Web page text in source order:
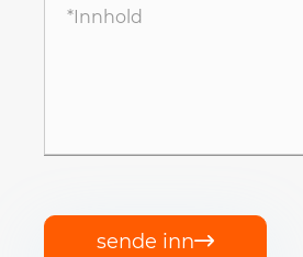
sende inn